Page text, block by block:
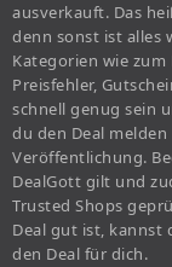
ausverkauft. Das
denn sonst ist alles
Kategorien wie
Preisfehler,
schnell genug sein
du den Deal
Veröffentlichung.
DealGott gilt und
Trusted Shops
Deal gut ist, kannst
den Deal für dich.